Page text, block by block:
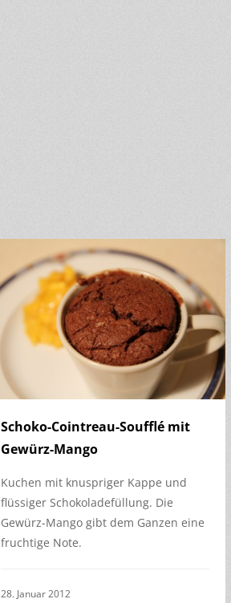
Schoko-Cointreau-Soufflé mit
Gewürz-Mango
Kuchen mit knuspriger Kappe und
flüssiger Schokoladefüllung. Die
Gewürz-Mango gibt dem Ganzen eine
fruchtige Note.
28. Januar 2012